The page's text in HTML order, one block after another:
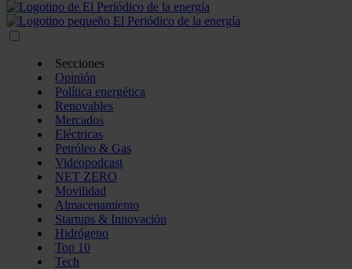
Secciones
Opinión
Política energética
Renovables
Mercados
Eléctricas
Petróleo & Gas
Videopodcast
NET ZERO
Movilidad
Almacenamiento
Startups & Innovación
Hidrógeno
Top 10
Tech